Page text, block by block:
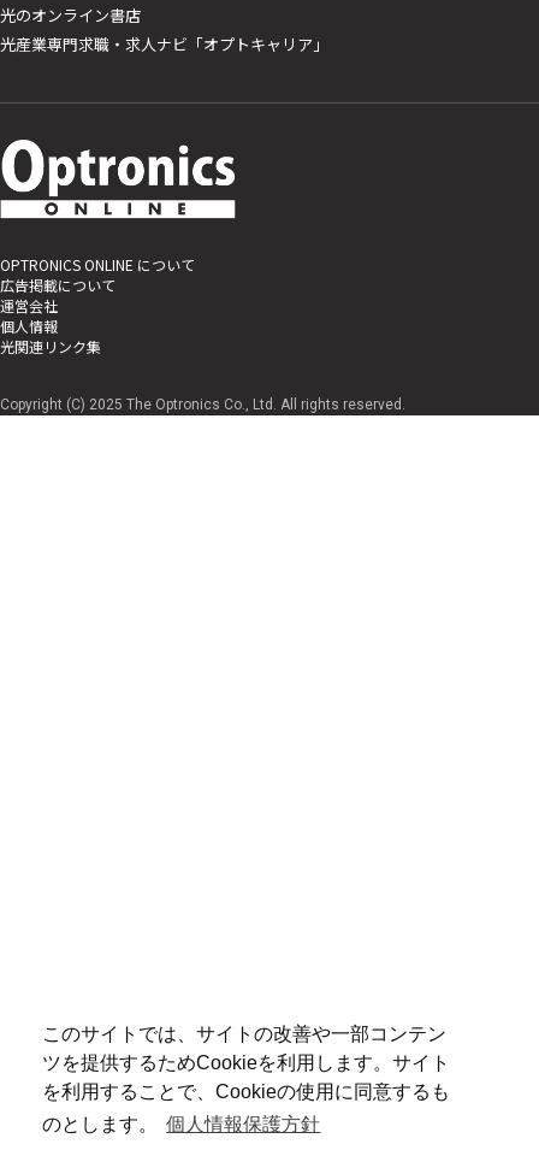
このサイトでは、サイトの改善や一部コンテン
ツを提供するためCookieを利用します。サイト
を利用することで、Cookieの使用に同意するも
のとします。
個人情報保護方針
光のオンライン書店
光産業専門求職・求人ナビ「オプトキャリア」
OPTRONICS ONLINE について
広告掲載について
運営会社
個人情報
光関連リンク集
Copyright (C) 2025 The Optronics Co., Ltd. All rights reserved.